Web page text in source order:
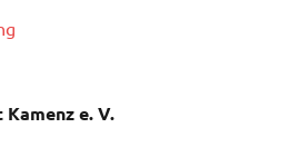
e. V.